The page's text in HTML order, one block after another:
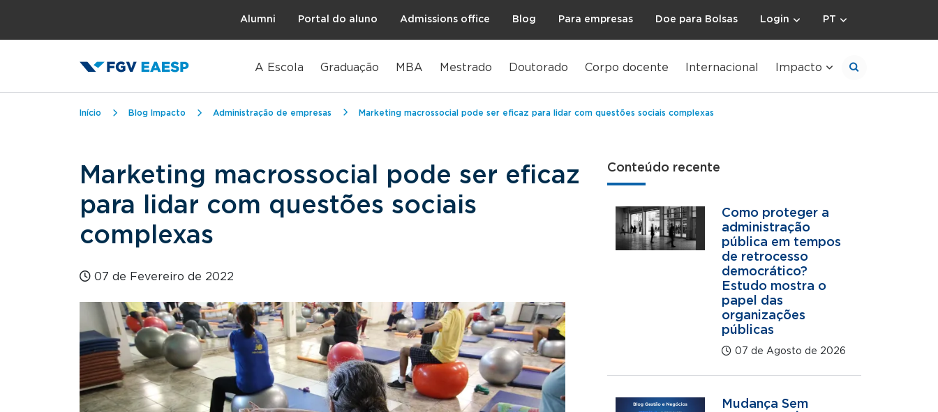
Alumni Portal do aluno Admissions office Blog Para empresas Doe para Bolsas Login PT
A Escola Graduação MBA Mestrado Doutorado Corpo docente Internacional Impacto
Trilha de navegação
Início Blog Impacto Administração de empresas Marketing macrossocial pode ser eficaz para lidar com questões sociais complexas
Marketing macrossocial pode ser eficaz
para lidar com questões sociais
complexas
07 de Fevereiro de 2022
Conteúdo recente
Como proteger a
administração
pública em tempos
de retrocesso
democrático?
Estudo mostra o
papel das
organizações
públicas
07 de Agosto de 2026
Mudança Sem